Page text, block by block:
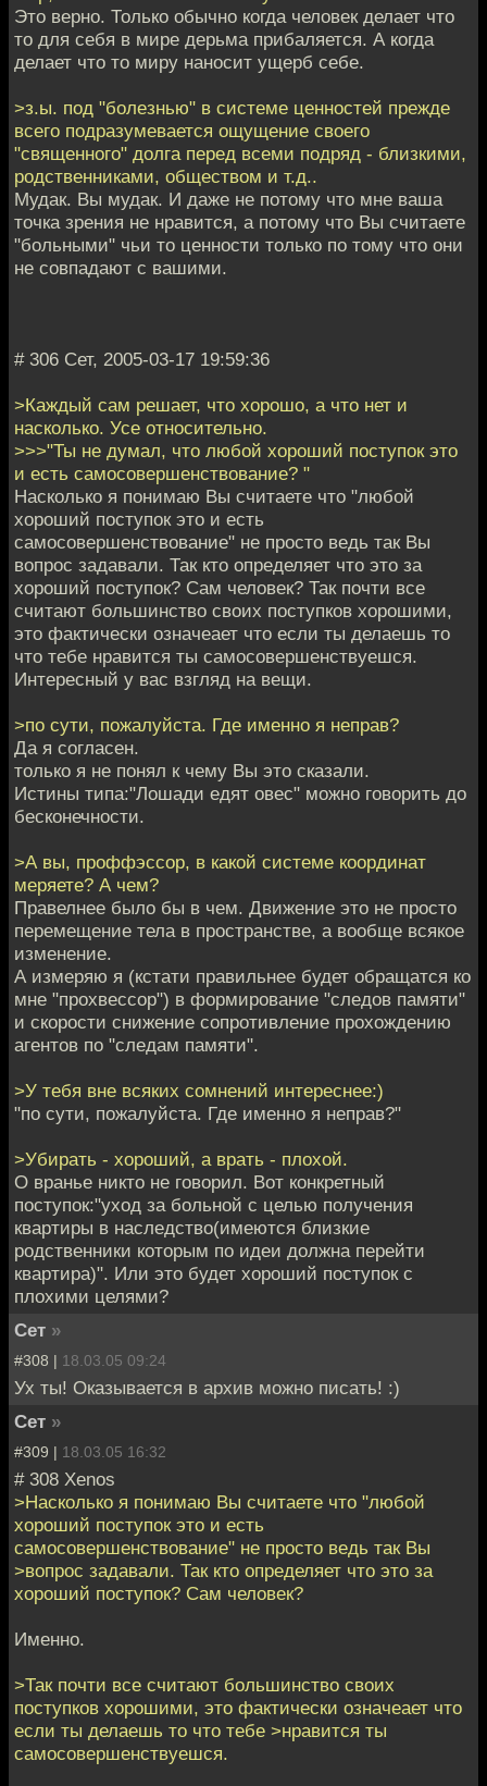
Это верно. Только обычно когда человек делает что
то для себя в мире дерьма прибаляется. А когда
делает что то миру наносит ущерб себе.
>з.ы. под "болезнью" в системе ценностей прежде
всего подразумевается ощущение своего
"священного" долга перед всеми подряд - близкими,
родственниками, обществом и т.д..
Мудак. Вы мудак. И даже не потому что мне ваша
точка зрения не нравится, а потому что Вы считаете
"больными" чьи то ценности только по тому что они
не совпадают с вашими.
# 306 Сет, 2005-03-17 19:59:36
>Каждый сам решает, что хорошо, а что нет и
насколько. Усе относительно.
>>>"Ты не думал, что любой хороший поступок это
и есть самосовершенствование? "
Насколько я понимаю Вы считаете что "любой
хороший поступок это и есть
самосовершенствование" не просто ведь так Вы
вопрос задавали. Так кто определяет что это за
хороший поступок? Сам человек? Так почти все
считают большинство своих поступков хорошими,
это фактически означеает что если ты делаешь то
что тебе нравится ты самосовершенствуешся.
Интересный у вас взгляд на вещи.
>по сути, пожалуйста. Где именно я неправ?
Да я согласен.
только я не понял к чему Вы это сказали.
Истины типа:"Лошади едят овес" можно говорить до
бесконечности.
>А вы, проффэссор, в какой системе координат
меряете? А чем?
Правелнее было бы в чем. Движение это не просто
перемещение тела в пространстве, а вообще всякое
изменение.
А измеряю я (кстати правильнее будет обращатся ко
мне "прохвессор") в формирование "следов памяти"
и скорости снижение сопротивление прохождению
агентов по "следам памяти".
>У тебя вне всяких сомнений интереснее:)
"по сути, пожалуйста. Где именно я неправ?"
>Убирать - хороший, а врать - плохой.
О вранье никто не говорил. Вот конкретный
поступок:"уход за больной с целью получения
квартиры в наследство(имеются близкие
родственники которым по идеи должна перейти
квартира)". Или это будет хороший поступок с
плохими целями?
Сет »
#308 | 18.03.05 09:24
Ух ты! Оказывается в архив можно писать! :)
Сет »
#309 | 18.03.05 16:32
# 308 Xenos
>Насколько я понимаю Вы считаете что "любой
хороший поступок это и есть
самосовершенствование" не просто ведь так Вы
>вопрос задавали. Так кто определяет что это за
хороший поступок? Сам человек?
Именно.
>Так почти все считают большинство своих
поступков хорошими, это фактически означеает что
если ты делаешь то что тебе >нравится ты
самосовершенствуешся.